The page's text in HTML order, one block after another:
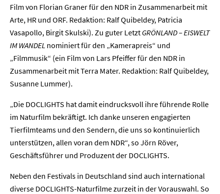
Film von Florian Graner für den NDR in Zusammenarbeit mit
Arte, HR und ORF. Redaktion: Ralf Quibeldey, Patricia
Vasapollo, Birgit Skulski). Zu guter Letzt GRÖNLAND – EISWELT
IM WANDEL nominiert für den „Kamerapreis“ und
„Filmmusik“ (ein Film von Lars Pfeiffer für den NDR in
Zusammenarbeit mit Terra Mater. Redaktion: Ralf Quibeldey,
Susanne Lummer).
„Die DOCLIGHTS hat damit eindrucksvoll ihre führende Rolle
im Naturfilm bekräftigt. Ich danke unseren engagierten
Tierfilmteams und den Sendern, die uns so kontinuierlich
unterstützen, allen voran dem NDR“, so Jörn Röver,
Geschäftsführer und Produzent der DOCLIGHTS.
Neben den Festivals in Deutschland sind auch international
diverse DOCLIGHTS-Naturfilme zurzeit in der Vorauswahl. So
Presse
Karriere
Kontakt
Newsletter Datenschutz